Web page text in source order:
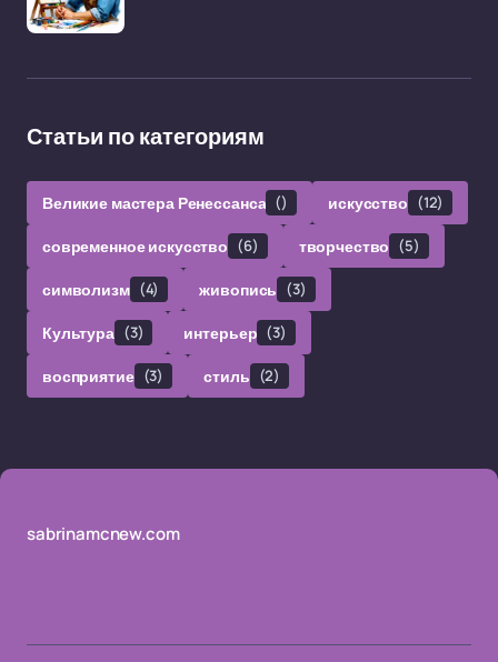
Статьи по категориям
Великие мастера Ренессанса () искусство (12)
современное искусство (6) творчество (5)
символизм (4) живопись (3)
Культура (3) интерьер (3)
восприятие (3) стиль (2)
sabrinamcnew.com